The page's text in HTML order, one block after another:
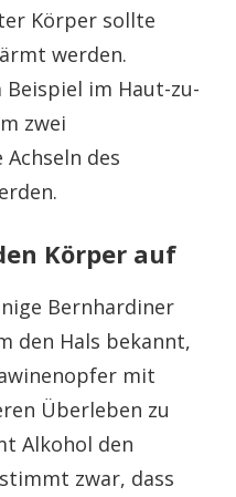
Körper sollte
werden.
im Haut-zu-
zwei
des
Körper auf
Bernhardiner
den Hals bekannt,
mit
Überleben zu
Alkohol den
zwar, dass